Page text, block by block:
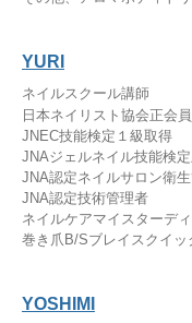
YURI
ネイルスクール講師
日本ネイリスト協会正会員
JNEC技能検定１級取得
JNAジェルネイル技能検
JNA認定ネイルサロン衛
JNA認定技術管理者
ネイルケアマイスターデ
巻き爪B/Sブレイスクイ
YOSHIMI